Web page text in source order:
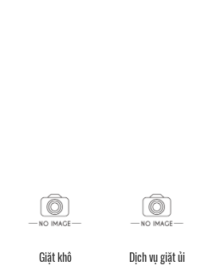
Giặt khô Dịch vụ giặt ủi